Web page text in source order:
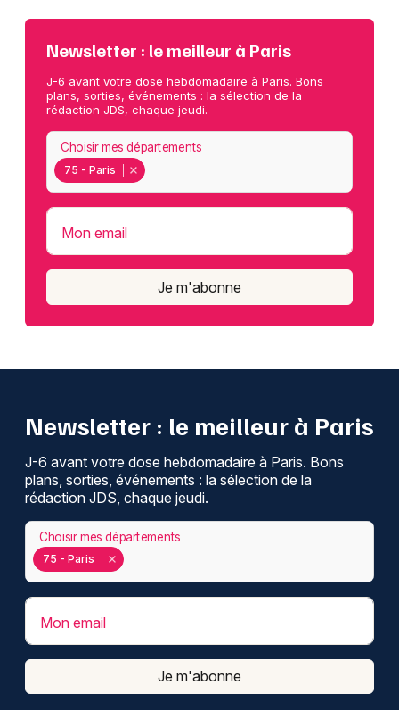
Newsletter : le meilleur à Paris
J-6 avant votre dose hebdomadaire à Paris. Bons
plans, sorties, événements : la sélection de la
rédaction JDS, chaque jeudi.
75 - Paris
Choisir mes départements
Mon email
Je m'abonne
Newsletter : le meilleur à Paris
J-6 avant votre dose hebdomadaire à Paris. Bons
plans, sorties, événements : la sélection de la
rédaction JDS, chaque jeudi.
75 - Paris
Choisir mes départements
Mon email
Je m'abonne